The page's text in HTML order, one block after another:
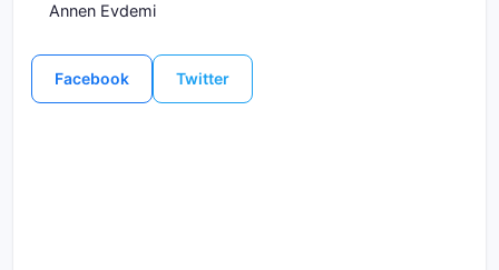
Annen Evdemi
Facebook Twitter